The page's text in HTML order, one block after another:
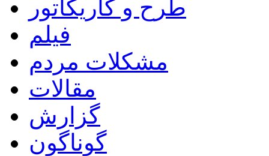
طرح و کاریکاتور
فیلم
مشکلات مردم
مقالات
گزارش
گوناگون